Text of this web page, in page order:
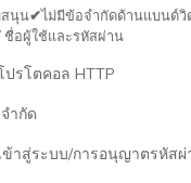
นุน✔ไม่มีข้อจำกัดด้านแบนด์วิ
ชื่อผู้ใช้และรหัสผ่าน
ปรโตคอล HTTP
ำกัด
ข้าสู่ระบบ/การอนุญาตรหัสผ่